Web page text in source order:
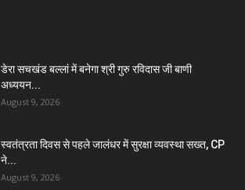
डेरा सचखंड बल्लां में बनेगा श्री गुरु रविदास जी बाणी
अध्ययन...
August 9, 2026
स्वतंत्रता दिवस से पहले जालंधर में सुरक्षा व्यवस्था सख्त, CP
ने...
August 9, 2026